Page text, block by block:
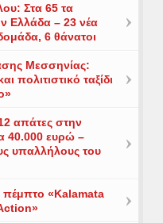
Στα 65 τα
Ελλάδα – 23 νέα
6 θάνατοι
Μεσσηνίας:
πολιτιστικό ταξίδι
απάτες στην
40.000 ευρώ –
υπαλλήλους του
πέμπτο «Kalamata